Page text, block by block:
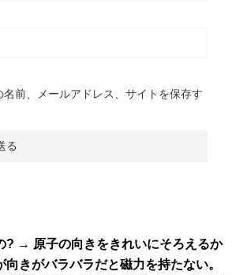
前、メールアドレス、サイトを保存す
? → 原子の向きをきれいにそろえるか
きがバラバラだと磁力を持たない。